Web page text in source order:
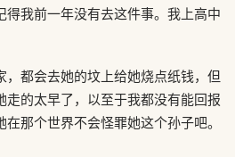
得我前一年没有去这件事。我上高中
，都会去她的坟上给她烧点纸钱，但
走的太早了，以至于我都没有能回报
那个世界不会怪罪她这个孙子吧。